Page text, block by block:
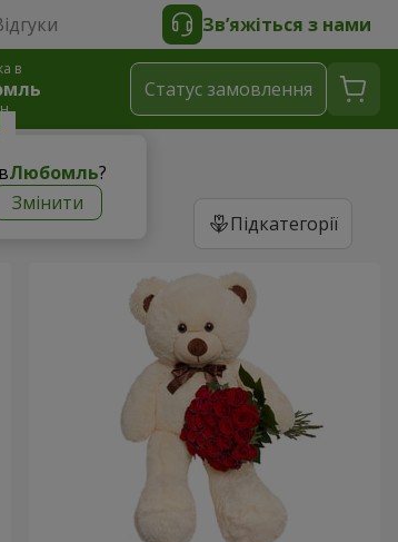
Зв’яжіться з нами
в
Любомль?
Змінити
Статус замовлення
Підкатегорії